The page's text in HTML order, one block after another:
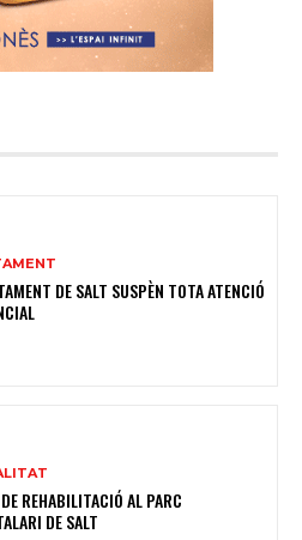
DE SALT SUSPÈN TOTA ATENCIÓ
REHABILITACIÓ AL PARC
DE SALT